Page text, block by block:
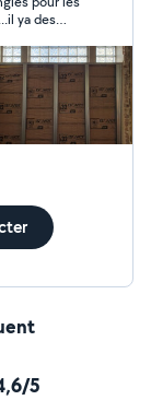
ya des
5